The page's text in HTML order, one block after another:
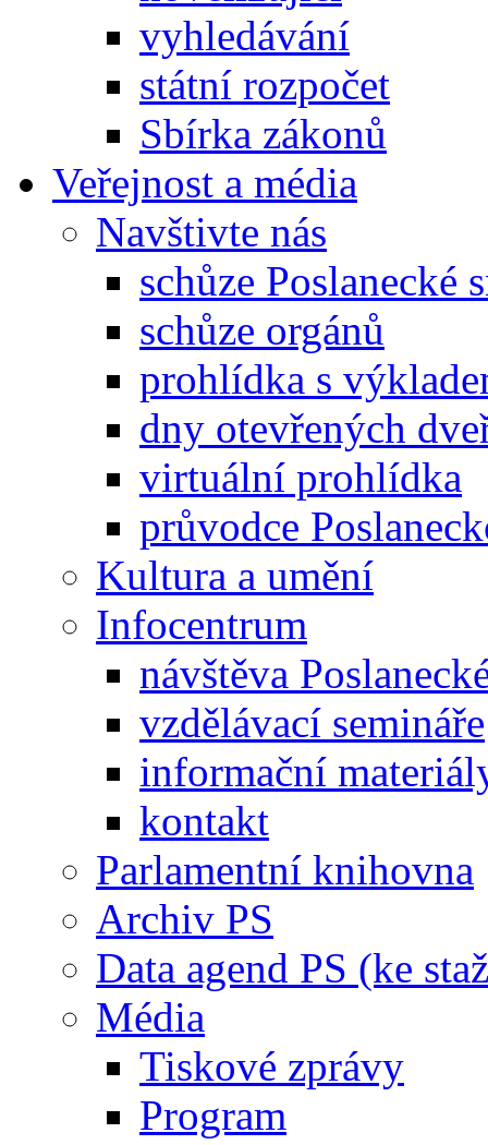
vyhledávání
státní rozpočet
Sbírka zákonů
Veřejnost a média
Navštivte nás
schůze Poslanecké
schůze orgánů
prohlídka s
dny otevřených
virtuální prohlídka
průvodce
Kultura a umění
Infocentrum
návštěva
vzdělávací semináře
informační
kontakt
Parlamentní knihovna
Archiv PS
Data agend PS (ke
Média
Tiskové zprávy
Program